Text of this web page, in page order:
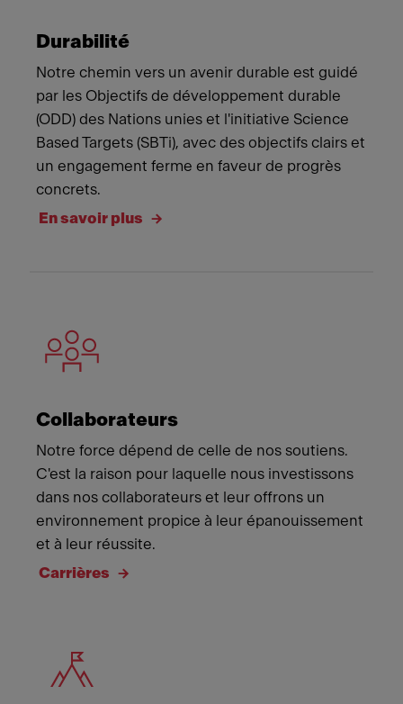
Durabilité
Notre chemin vers un avenir durable est guidé
par les Objectifs de développement durable
(ODD) des Nations unies et l'initiative Science
Based Targets (SBTi), avec des objectifs clairs et
un engagement ferme en faveur de progrès
concrets.
En savoir plus
Collaborateurs
Notre force dépend de celle de nos soutiens.
C'est la raison pour laquelle nous investissons
dans nos collaborateurs et leur offrons un
environnement propice à leur épanouissement
et à leur réussite.
Carrières